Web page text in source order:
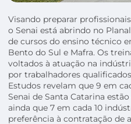
Visando preparar
o Senai está abrindo no
de cursos do ensino técnico
Bento do Sul e Mafra. Os
voltados à atuação na
por trabalhadores
Estudos revelam que 9 em
Senai de Santa Catarina
ainda que 7 em cada 10
preferência à contratação de